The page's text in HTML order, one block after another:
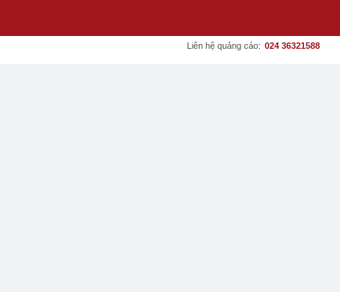
Liên hệ quảng cáo: 024 36321588